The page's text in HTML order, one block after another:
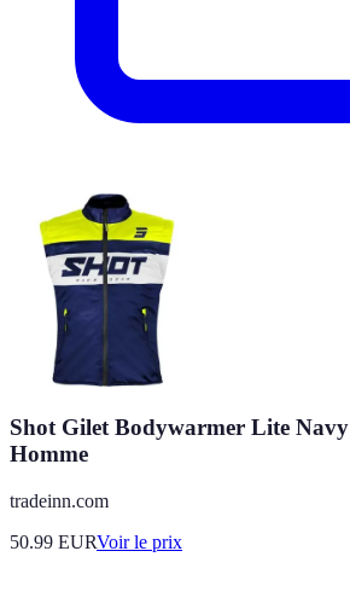
Shot Gilet Bodywarmer Lite
Homme
tradeinn.com
50.99 EURVoir le prix